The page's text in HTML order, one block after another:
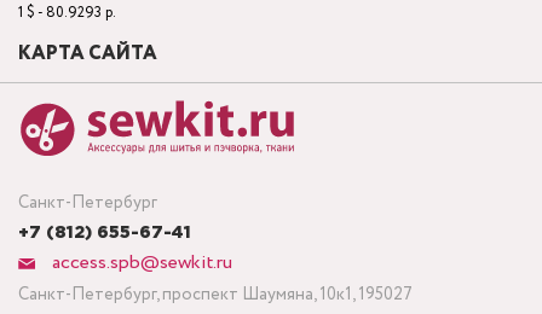
Санкт-Петербург
+7 (812) 655-67-41
access.spb@sewkit.ru
Санкт-Петербург, проспект Шаумяна, 10к1, 195027
1 $ - 80.9293 р.
КАРТА САЙТА